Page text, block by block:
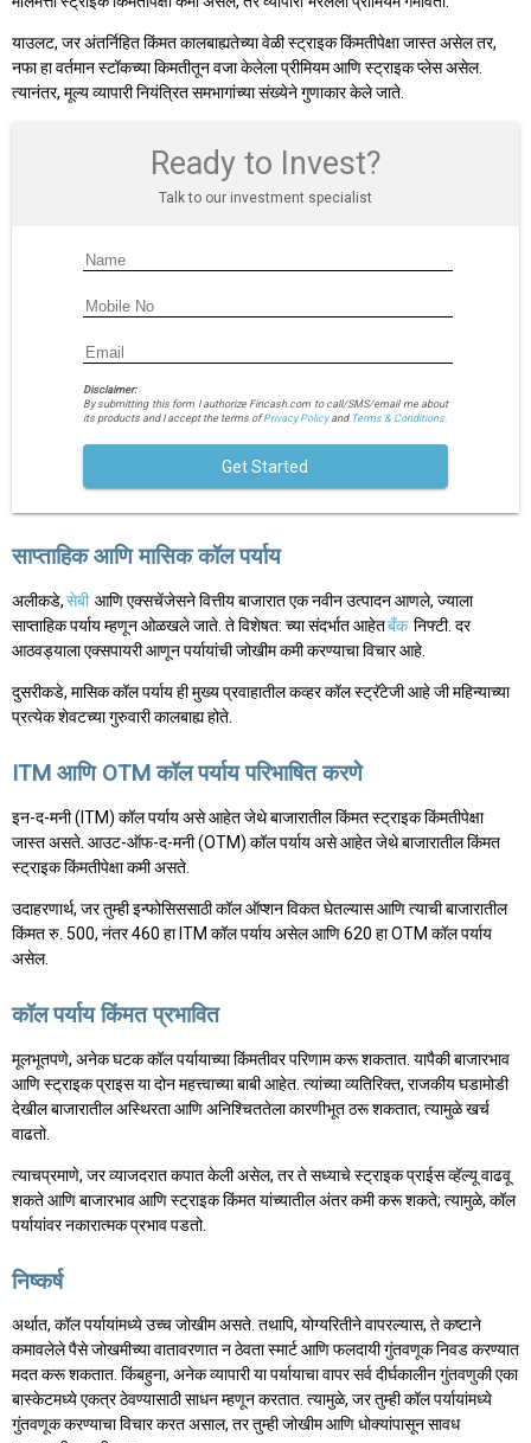
याउलट, जर अंतर्निहित किंमत कालबाह्यतेच्या वेळी स्ट्राइक किंमतीपेक्षा जास्त असेल तर,
नफा हा वर्तमान स्टॉकच्या किमतीतून वजा केलेला प्रीमियम आणि स्ट्राइक प्लेस असेल.
त्यानंतर, मूल्य व्यापारी नियंत्रित समभागांच्या संख्येने गुणाकार केले जाते.
Ready to Invest?
Talk to our investment specialist
Disclaimer:
By submitting this form I authorize Fincash.com to call/SMS/email me about
its products and I accept the terms ofPrivacy Policyand Terms & Conditions.
Get Started
साप्ताहिक आणि मासिक कॉल पर्याय
अलीकडे,सेबी आणि एक्सचेंजेसने वित्तीय बाजारात एक नवीन उत्पादन आणले, ज्याला
साप्ताहिक पर्याय म्हणून ओळखले जाते. ते विशेषत: च्या संदर्भात आहेतबँक निफ्टी. दर
आठवड्याला एक्सपायरी आणून पर्यायांची जोखीम कमी करण्याचा विचार आहे.
दुसरीकडे, मासिक कॉल पर्याय ही मुख्य प्रवाहातील कव्हर कॉल स्ट्रॅटेजी आहे जी महिन्याच्या
प्रत्येक शेवटच्या गुरुवारी कालबाह्य होते.
ITM आणि OTM कॉल पर्याय परिभाषित करणे
इन-द-मनी (ITM) कॉल पर्याय असे आहेत जेथे बाजारातील किंमत स्ट्राइक किंमतीपेक्षा
जास्त असते. आउट-ऑफ-द-मनी (OTM) कॉल पर्याय असे आहेत जेथे बाजारातील किंमत
स्ट्राइक किंमतीपेक्षा कमी असते.
उदाहरणार्थ, जर तुम्ही इन्फोसिससाठी कॉल ऑप्शन विकत घेतल्यास आणि त्याची बाजारातील
किंमत रु. 500, नंतर 460 हा ITM कॉल पर्याय असेल आणि 620 हा OTM कॉल पर्याय
असेल.
कॉल पर्याय किंमत प्रभावित
मूलभूतपणे, अनेक घटक कॉल पर्यायाच्या किंमतीवर परिणाम करू शकतात. यापैकी बाजारभाव
आणि स्ट्राइक प्राइस या दोन महत्त्वाच्या बाबी आहेत. त्यांच्या व्यतिरिक्त, राजकीय घडामोडी
देखील बाजारातील अस्थिरता आणि अनिश्चिततेला कारणीभूत ठरू शकतात; त्यामुळे खर्च
वाढतो.
त्याचप्रमाणे, जर व्याजदरात कपात केली असेल, तर ते सध्याचे स्ट्राइक प्राईस व्हॅल्यू वाढवू
शकते आणि बाजारभाव आणि स्ट्राइक किंमत यांच्यातील अंतर कमी करू शकते; त्यामुळे, कॉल
पर्यायांवर नकारात्मक प्रभाव पडतो.
निष्कर्ष
अर्थात, कॉल पर्यायांमध्ये उच्च जोखीम असते. तथापि, योग्यरितीने वापरल्यास, ते कष्टाने
कमावलेले पैसे जोखमीच्या वातावरणात न ठेवता स्मार्ट आणि फलदायी गुंतवणूक निवड करण्यात
मदत करू शकतात. किंबहुना, अनेक व्यापारी या पर्यायाचा वापर सर्व दीर्घकालीन गुंतवणुकी एका
बास्केटमध्ये एकत्र ठेवण्यासाठी साधन म्हणून करतात. त्यामुळे, जर तुम्ही कॉल पर्यायांमध्ये
गुंतवणूक करण्याचा विचार करत असाल, तर तुम्ही जोखीम आणि धोक्यांपासून सावध